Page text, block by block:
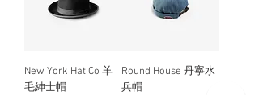
New York Hat Co 羊
毛紳士帽
Round House 丹寧水
兵帽